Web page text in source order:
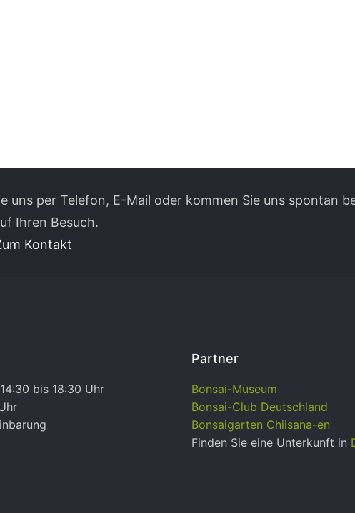
uns per Telefon, E-Mail oder kommen Sie uns spontan
Ihren Besuch.
Kontakt
bis 18:30 Uhr
Partner
Bonsai-Museum
Bonsai-Club Deutschland
Bonsaigarten Chiisana-en
Finden Sie eine Unterkunft in